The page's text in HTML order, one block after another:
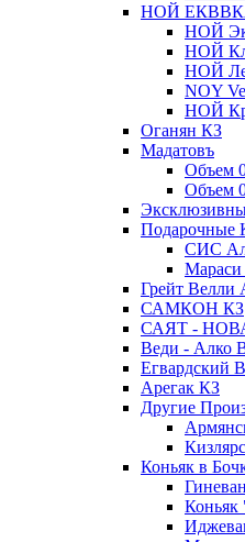
НОЙ
НОЙ
НОЙ
НОЙ
NOY
НОЙ
Оганян КЗ
Мадатовъ
Объем
Объем
Подарочные
СИС
Грейт
САМКОН КЗ
САЯТ -
Веди - Алко
Егвардский
Арегак КЗ
Другие
Коньяк в